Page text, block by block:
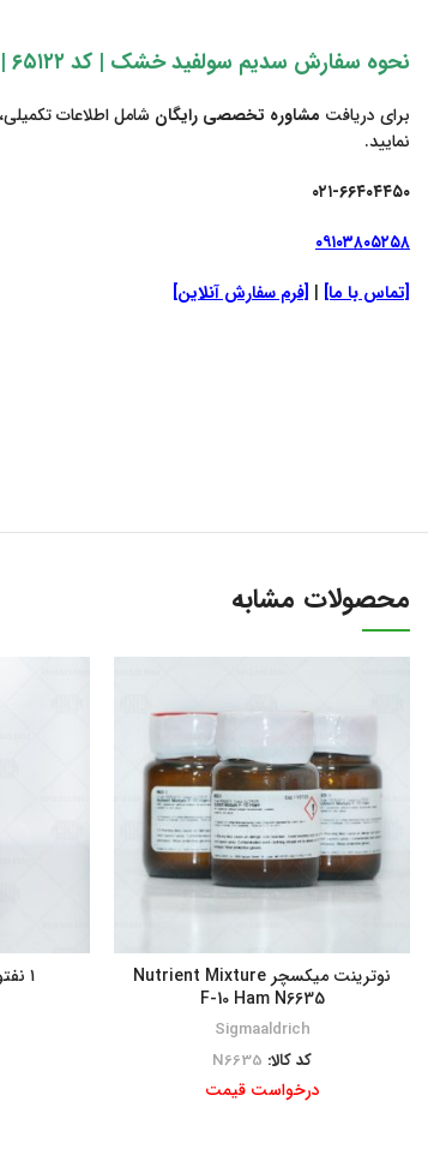
نحوه سفارش سدیم سولفید خشک | کد ۶۵۱۲۲ |
برای دریافت مشاوره تخصصی رایگان
نمایید.
۰۲۱-۶۶۴۰۴۴۵۰
۰۹۱۰۳۸۰۵۲۵۸
[تماس با ما] | [فرم سفارش آنلاین]
محصولات مشابه
نوترینت میکسچر Nutrient Mixture
F-10 Ham N6635
Sigmaaldrich
کد کالا: N6635
درخواست قیمت
۱ نفتول ۳۱۰۹۷ ۱-Naphthol